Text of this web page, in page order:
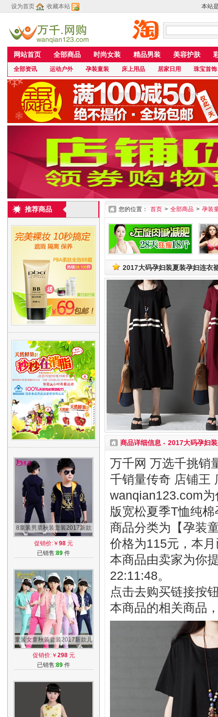
设为首页 收藏本站 本站
网站首页 全部商品 时尚女装 精品男装 美容护肤
全部资讯 运动户外 孕装童装 床上用品 居家日用 珠宝首饰
推荐商品
8童装男童秋装套装2017新款
7中大童9儿童10运动15春秋
12岁男孩6夏
促销价:￥ 98 元
已销售:89 件
童装女童秋装套装2017新款儿
童洋气三件套小女孩时髦运动
大童衣服
促销价:￥ 298元
已销售:89 件
您的位置： 首页 > 全部商品 > 孕装
2017大码孕妇装夏装孕妇连衣
商品详细信息 - 2017大码孕妇
万千网 万选千挑销
千销量传奇 店铺王
wanqian123.com
版宽松夏季T恤纯
商品分类为【孕装
价格为115元，本
本商品由卖家为你
22:11:48。
点击去购买链接按
本商品的相关商品